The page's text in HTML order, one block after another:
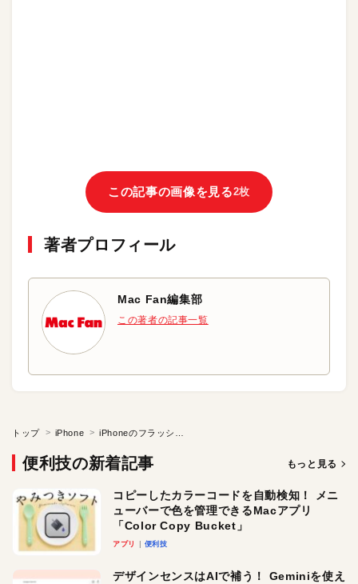
この記事の画像を見る2枚
著者プロフィール
Mac Fan編集部
この著者の記事一覧
トップ iPhone
便利技の新着記事 もっと見る
コピーしたカラーコードを自動検知！ メニ
ューバーで色を管理できるMacアプリ
「Color Copy Bucket」
アプリ 便利技
デザインセンスはAIで補う！ Geminiを使え